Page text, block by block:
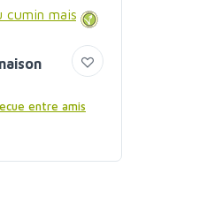
entre amis